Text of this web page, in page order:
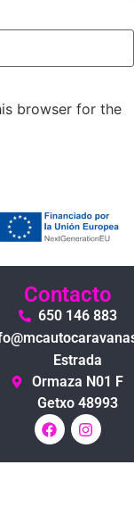
browser for the
Contacto
650 146 883
Estrada
Ormaza N01 F
Getxo 48993